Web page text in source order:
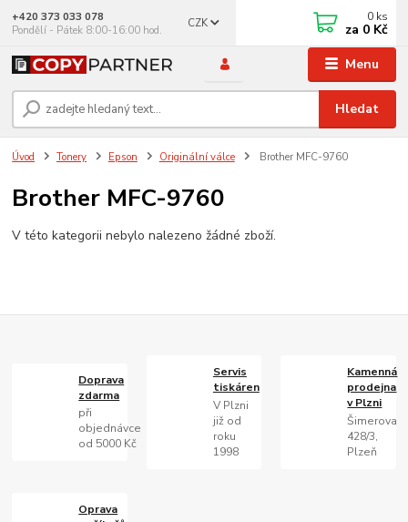
Menu
CZK
Hledat
+420 373 033 078
Pondělí - Pátek 8:00-16:00 hod.
0 ks
za 0 Kč
Úvod Tonery Epson Originální válce Brother MFC-9760
Brother MFC-9760
V této kategorii nebylo nalezeno žádné zboží.
Doprava
zdarma
při
objednávce
od 5000 Kč
Servis
tiskáren
V Plzni
již od
roku
1998
Kamenná
prodejna
v Plzni
Šimerova
428/3,
Plzeň
Oprava